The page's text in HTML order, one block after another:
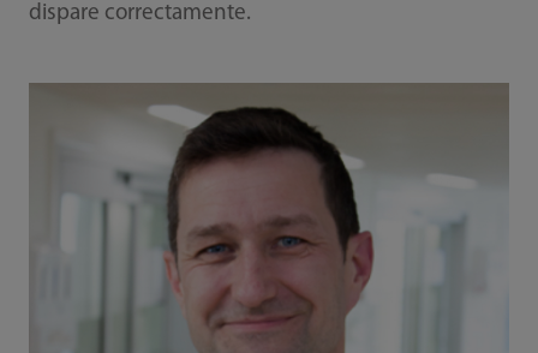
dispare correctamente.